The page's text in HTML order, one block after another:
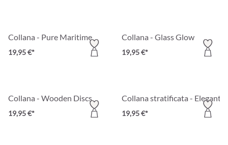
Collana - Pure Maritime
19,95 €*
Collana - Glass Glow
19,95 €*
Collana - Wooden Discs
19,95 €*
Collana stratificata - Elegant
19,95 €*